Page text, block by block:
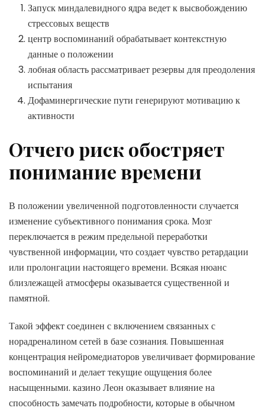
Запуск миндалевидного ядра ведет к высвобождению
стрессовых веществ
центр воспоминаний обрабатывает контекстную
данные о положении
лобная область рассматривает резервы для преодоления
испытания
Дофаминергические пути генерируют мотивацию к
активности
Отчего риск обостряет
понимание времени
В положении увеличенной подготовленности случается
изменение субъективного понимания срока. Мозг
переключается в режим предельной переработки
чувственной информации, что создает чувство ретардации
или пролонгации настоящего времени. Всякая нюанс
близлежащей атмосферы оказывается существенной и
памятной.
Такой эффект соединен с включением связанных с
норадреналином сетей в базе сознания. Повышенная
концентрация нейромедиаторов увеличивает формирование
воспоминаний и делает текущие ощущения более
насыщенными. казино Леон оказывает влияние на
способность замечать подробности, которые в обычном